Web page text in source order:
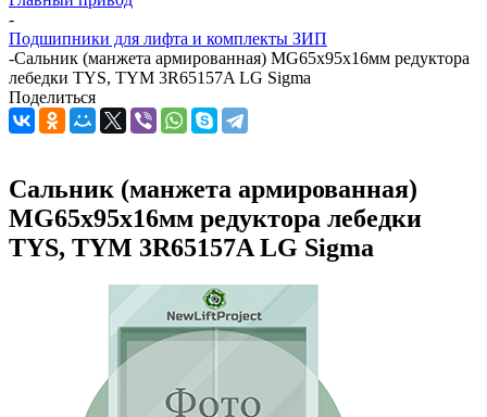
-
Подшипники для лифта и комплекты ЗИП
-Сальник (манжета армированная) MG65х95х16мм редуктора
лебедки TYS, TYM 3R65157A LG Sigma
Поделиться
Сальник (манжета армированная)
MG65х95х16мм редуктора лебедки
TYS, TYM 3R65157A LG Sigma